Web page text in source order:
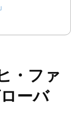
・ファ
ーバ